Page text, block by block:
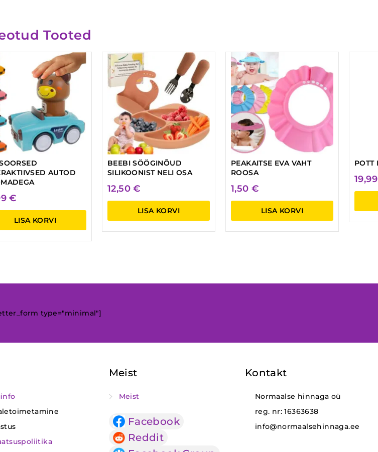
Tooted
AUTOD
€
LISA KORVI
BEEBI SÖÖGINÕUD
SILIKOONIST NELI OSA
12,50€
LISA KORVI
PEAKAITSE EVA VAHT
ROOSA
1,50 €
LISA KORVI
POTT
type="minimal"]
Meist
Meist
Facebook
Reddit
Kontakt
Normaalse hinnaga oü
reg. nr: 16363638
info@normaalsehinnaga.ee